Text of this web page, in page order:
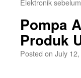
Elektronik
Pompa
Produk
Posted on July